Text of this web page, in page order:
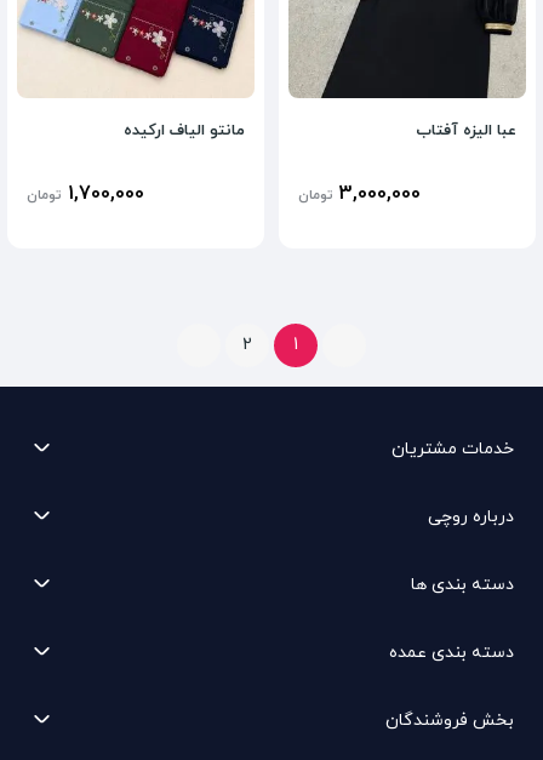
عبا الیزه آفتاب
3,000,000 تومان
مانتو الیاف ارکیده
1,700,000 تومان
1
2
خدمات مشتریان
درباره روچی
دسته بندی ها
دسته بندی عمده
بخش فروشندگان